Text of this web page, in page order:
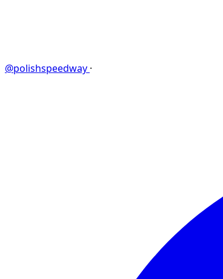
@polishspeedway ·